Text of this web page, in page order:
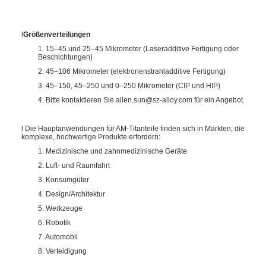
lGrößenverteilungen
1. 15–45 und 25–45 Mikrometer (Laseradditive Fertigung oder
Beschichtungen)
2. 45–106 Mikrometer (elektronenstrahladditive Fertigung)
3. 45–150, 45–250 und 0–250 Mikrometer (CIP und HIP)
4. Bitte kontaktieren Sie allen.sun@sz-alloy.com für ein Angebot.
l Die Hauptanwendungen für AM-Titanteile finden sich in Märkten, die
komplexe, hochwertige Produkte erfordern:
1. Medizinische und zahnmedizinische Geräte
2. Luft- und Raumfahrt
3. Konsumgüter
4. Design/Architektur
5. Werkzeuge
6. Robotik
7. Automobil
8. Verteidigung